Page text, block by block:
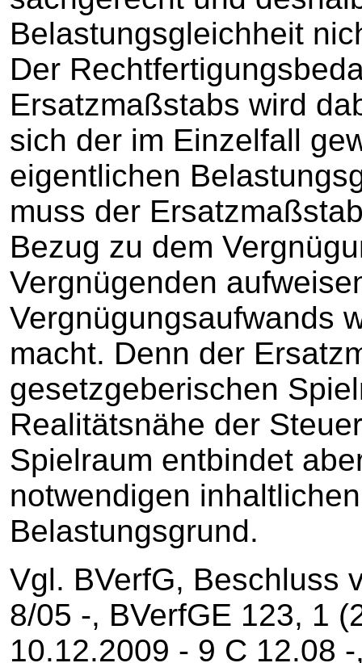
Belastungsgleichheit
Der
Ersatzmaßstabs wird
sich der im Einzelfall
eigentlichen
muss der
Bezug zu dem
Vergnügenden
Vergnügungsaufwands
macht. Denn der
gesetzgeberischen
Realitätsnähe der
Spielraum entbindet
notwendigen
Belastungsgrund.
Vgl. BVerfG, Beschluss
8/05 ‑, BVerfGE 123, 1
10.12.2009 ‑ 9 C 12.08